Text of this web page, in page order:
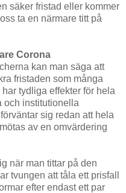
säker fristad eller kommer
ta en närmare titt på
Corona
kan man säga att
fristaden som många
tydliga effekter för hela
och institutionella
sig redan att hela
av en omvärdering
när man tittar på den
tvungen att tåla ett prisfall
efter endast ett par